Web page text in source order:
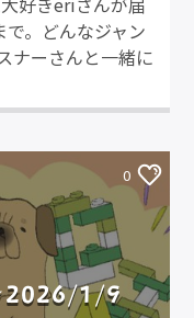
。どんなジャン
ナーさんと一緒に
0
1/9